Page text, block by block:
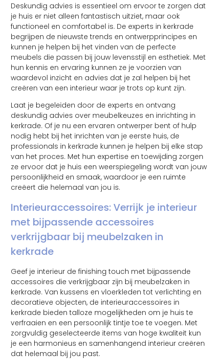
Deskundig advies is essentieel om ervoor te zorgen dat
je huis er niet alleen fantastisch uitziet, maar ook
functioneel en comfortabel is. De experts in kerkrade
begrijpen de nieuwste trends en ontwerpprincipes en
kunnen je helpen bij het vinden van de perfecte
meubels die passen bij jouw levensstijl en esthetiek. Met
hun kennis en ervaring kunnen ze je voorzien van
waardevol inzicht en advies dat je zal helpen bij het
creëren van een interieur waar je trots op kunt zijn.
Laat je begeleiden door de experts en ontvang
deskundig advies over meubelkeuzes en inrichting in
kerkrade. Of je nu een ervaren ontwerper bent of hulp
nodig hebt bij het inrichten van je eerste huis, de
professionals in kerkrade kunnen je helpen bij elke stap
van het proces. Met hun expertise en toewijding zorgen
ze ervoor dat je huis een weerspiegeling wordt van jouw
persoonlijkheid en smaak, waardoor je een ruimte
creëert die helemaal van jou is.
Interieuraccessoires: Verrijk je interieur
met bijpassende accessoires
verkrijgbaar bij meubelzaken in
kerkrade
Geef je interieur de finishing touch met bijpassende
accessoires die verkrijgbaar zijn bij meubelzaken in
kerkrade. Van kussens en vloerkleden tot verlichting en
decoratieve objecten, de interieuraccessoires in
kerkrade bieden talloze mogelijkheden om je huis te
verfraaien en een persoonlijk tintje toe te voegen. Met
zorgvuldig geselecteerde items van hoge kwaliteit kun
je een harmonieus en samenhangend interieur creëren
dat helemaal bij jou past.